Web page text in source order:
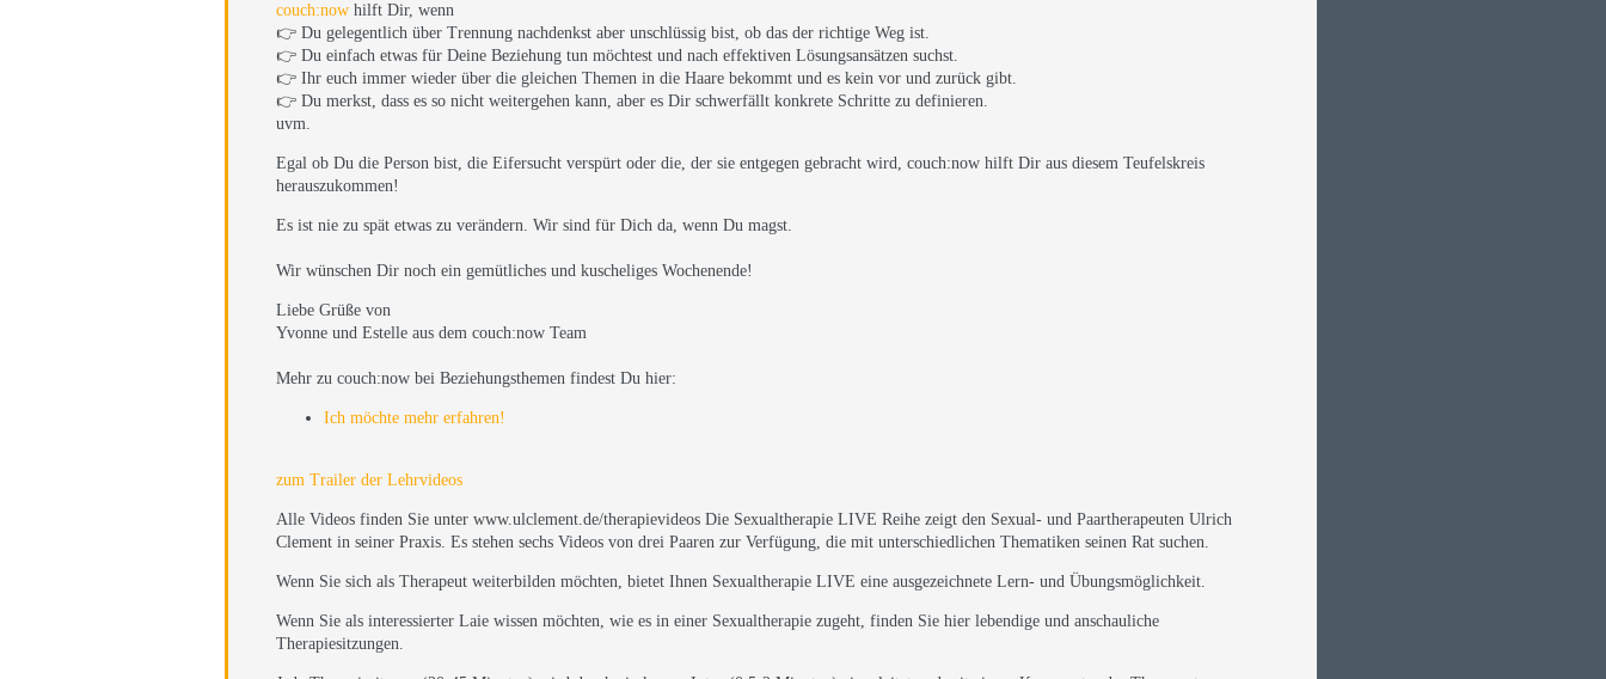
couch:now hilft Dir, wenn
👉 Du gelegentlich über Trennung nachdenkst aber unschlüssig bist, ob das der richtige Weg ist.
👉 Du einfach etwas für Deine Beziehung tun möchtest und nach effektiven Lösungsansätzen suchst.
👉 Ihr euch immer wieder über die gleichen Themen in die Haare bekommt und es kein vor und zurück gibt.
👉 Du merkst, dass es so nicht weitergehen kann, aber es Dir schwerfällt konkrete Schritte zu definieren.
uvm.
Egal ob Du die Person bist, die Eifersucht verspürt oder die, der sie entgegen gebracht wird, couch:now hilft Dir aus diesem Teufelskreis
herauszukommen!
Es ist nie zu spät etwas zu verändern. Wir sind für Dich da, wenn Du magst.
Wir wünschen Dir noch ein gemütliches und kuscheliges Wochenende!
Liebe Grüße von
Yvonne und Estelle aus dem couch:now Team
Mehr zu couch:now bei Beziehungsthemen findest Du hier:
Ich möchte mehr erfahren!
zum Trailer der Lehrvideos
Alle Videos finden Sie unter www.ulclement.de/therapievideos Die Sexualtherapie LIVE Reihe zeigt den Sexual- und Paartherapeuten Ulrich
Clement in seiner Praxis. Es stehen sechs Videos von drei Paaren zur Verfügung, die mit unterschiedlichen Thematiken seinen Rat suchen.
Wenn Sie sich als Therapeut weiterbilden möchten, bietet Ihnen Sexualtherapie LIVE eine ausgezeichnete Lern- und Übungsmöglichkeit.
Wenn Sie als interessierter Laie wissen möchten, wie es in einer Sexualtherapie zugeht, finden Sie hier lebendige und anschauliche
Therapiesitzungen.